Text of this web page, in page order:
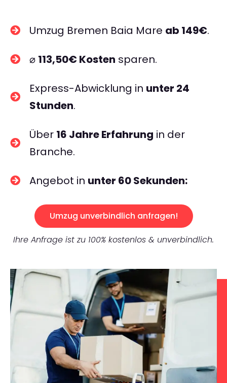
Umzug Bremen Baia Mare ab 149€.
⌀ 113,50€ Kosten sparen.
Express-Abwicklung in unter 24
Stunden.
Über 16 Jahre Erfahrung in der
Branche.
Angebot in unter 60 Sekunden:
Umzug unverbindlich anfragen!
Ihre Anfrage ist zu 100% kostenlos & unverbindlich.